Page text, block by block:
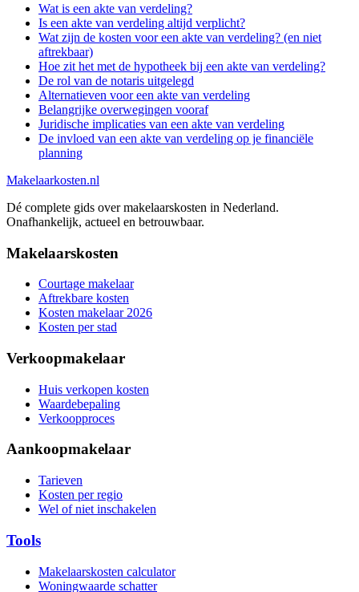
Wat is een akte van verdeling?
Is een akte van verdeling altijd verplicht?
Wat zijn de kosten voor een akte van verdeling? (en niet
aftrekbaar)
Hoe zit het met de hypotheek bij een akte van verdeling?
De rol van de notaris uitgelegd
Alternatieven voor een akte van verdeling
Belangrijke overwegingen vooraf
Juridische implicaties van een akte van verdeling
De invloed van een akte van verdeling op je financiële
planning
Makelaarkosten.nl
Dé complete gids over makelaarskosten in Nederland.
Onafhankelijk, actueel en betrouwbaar.
Makelaarskosten
Courtage makelaar
Aftrekbare kosten
Kosten makelaar 2026
Kosten per stad
Verkoopmakelaar
Huis verkopen kosten
Waardebepaling
Verkoopproces
Aankoopmakelaar
Tarieven
Kosten per regio
Wel of niet inschakelen
Tools
Makelaarskosten calculator
Woningwaarde schatter